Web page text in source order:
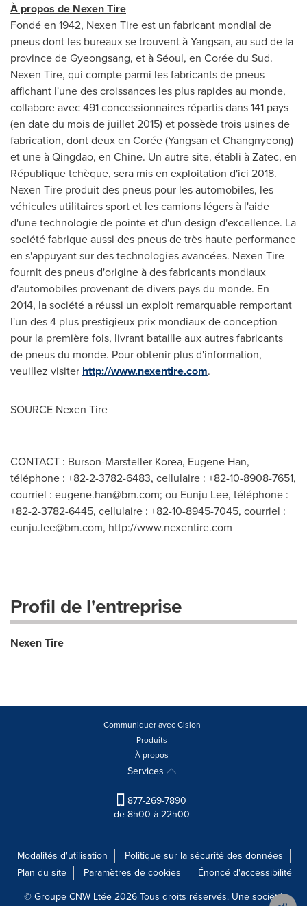
À propos de Nexen Tire
Fondé en 1942, Nexen Tire est un fabricant mondial de
pneus dont les bureaux se trouvent à Yangsan, au sud de la
province de Gyeongsang, et à Séoul, en Corée du Sud.
Nexen Tire, qui compte parmi les fabricants de pneus
affichant l'une des croissances les plus rapides au monde,
collabore avec 491 concessionnaires répartis dans 141 pays
(en date du mois de juillet2015) et possède trois usines de
fabrication, dont deux en Corée (Yangsan et Changnyeong)
et une àQingdao, en Chine. Un autre site, établi à Zatec, en
République tchèque, sera mis en exploitation d'ici 2018.
Nexen Tire produit des pneus pour les automobiles, les
véhicules utilitaires sport et les camions légers à l'aide
d'une technologie de pointe et d'un design d'excellence. La
société fabrique aussi des pneus de très haute performance
en s'appuyant sur des technologies avancées. Nexen Tire
fournit des pneus d'origine à des fabricants mondiaux
d'automobiles provenant de divers pays du monde. En
2014, la société a réussi un exploit remarquable remportant
l'un des 4 plus prestigieux prix mondiaux de conception
pour la première fois, livrant bataille aux autres fabricants
de pneus du monde. Pour obtenir plus d'information,
veuillez visiter http://www.nexentire.com.
SOURCE Nexen Tire
CONTACT : Burson-Marsteller Korea, Eugene Han,
téléphone : +82-2-3782-6483, cellulaire : +82-10-8908-7651,
courriel : eugene.han@bm.com; ou Eunju Lee, téléphone :
+82-2-3782-6445, cellulaire : +82-10-8945-7045, courriel :
eunju.lee@bm.com, http://www.nexentire.com
Profil de l'entreprise
Nexen Tire
Communiquer avec Cision
Produits
À propos
Services
877-269-7890
de 8h00 à 22h00
Modalités d'utilisation
Politique sur la sécurité des données
Plan du site
Paramètres de cookies
Énoncé d'accessibilité
© Groupe CNW Ltée 2026 Tous droits réservés. Une société